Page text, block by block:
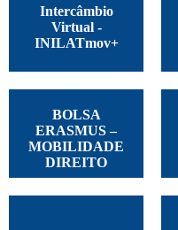
Intercâmbio
Virtual -
INILATmov+
BOLSA
ERASMUS –
MOBILIDADE
DIREITO